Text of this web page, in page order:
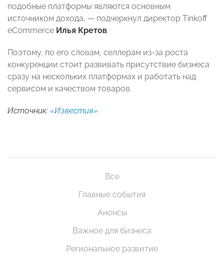
подобные платформы являются основным
источником дохода, — подчеркнул директор Tinkoff
eCommerce Илья Кретов.
Поэтому, по его словам, селлерам из-за роста
конкуренции стоит развивать присутствие бизнеса
сразу на нескольких платформах и работать над
сервисом и качеством товаров.
Источник: «Известия»
Все
Главные события
Анонсы
Важное для бизнеса
Региональное развитие